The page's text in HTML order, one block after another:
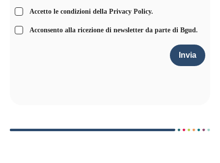
Accetto le condizioni della Privacy Policy.
Acconsento alla ricezione di newsletter da parte di Bgud.
Invia